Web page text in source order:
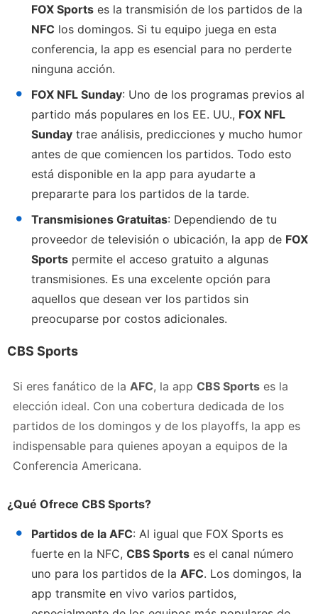
FOX Sports es la transmisión de los partidos de la
NFC los domingos. Si tu equipo juega en esta
conferencia, la app es esencial para no perderte
ninguna acción.
FOX NFL Sunday: Uno de los programas previos al
partido más populares en los EE. UU., FOX NFL
Sunday trae análisis, predicciones y mucho humor
antes de que comiencen los partidos. Todo esto
está disponible en la app para ayudarte a
prepararte para los partidos de la tarde.
Transmisiones Gratuitas: Dependiendo de tu
proveedor de televisión o ubicación, la app de FOX
Sports permite el acceso gratuito a algunas
transmisiones. Es una excelente opción para
aquellos que desean ver los partidos sin
preocuparse por costos adicionales.
CBS Sports
Si eres fanático de la AFC, la app CBS Sports es la
elección ideal. Con una cobertura dedicada de los
partidos de los domingos y de los playoffs, la app es
indispensable para quienes apoyan a equipos de la
Conferencia Americana.
¿Qué Ofrece CBS Sports?
Partidos de la AFC: Al igual que FOX Sports es
fuerte en la NFC, CBS Sports es el canal número
uno para los partidos de la AFC. Los domingos, la
app transmite en vivo varios partidos,